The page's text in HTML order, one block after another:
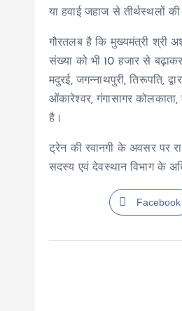
या हवाई जहाज से तीर्थस्थलों
गौरतलब है कि मुख्यमंत्री श्री
संख्या को भी 10 हजार से बढ़ाकर
मदुरई, जगन्नाथपुरी, तिरूपति,
ओंकारेश्वर, गंगासागर कोलकाता,
है।
ट्रेन की रवानगी के अवसर पर
सदस्य एवं देवस्थान विभाग के
Facebook